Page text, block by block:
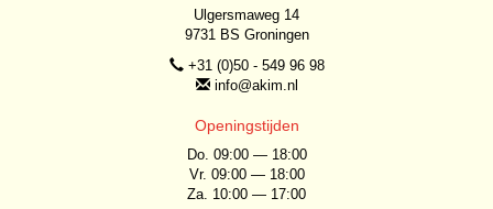
Ulgersmaweg 14
9731 BS Groningen
+31 (0)50 - 549 96 98
info@akim.nl
Openingstijden
Do. 09:00 — 18:00
Vr. 09:00 — 18:00
Za. 10:00 — 17:00